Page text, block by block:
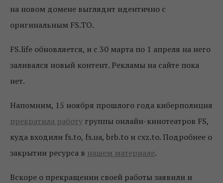
на новом домене выглядит идентично с
оригинальным FS.TO.
FS.life обновляется, и с 30 марта по 1 апреля на него
заливался новый контент. Рекламы на сайте пока
нет.
Напомним, 15 ноября прошлого года киберполиция
прекратила работу группы онлайн-кинотеатров FS,
куда входили fs.to, fs.ua, brb.to и cxz.to. Подробнее о
закрытии ресурса в нашем материале.
Вскоре о прекращении своей работы заявили и